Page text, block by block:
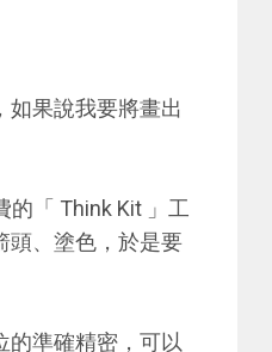
如果說我要將畫出
的「 Think Kit 」工
頭、塗色，於是要
的準確精密，可以